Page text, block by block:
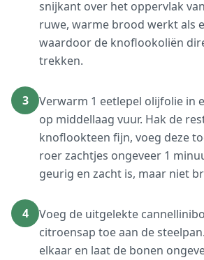
snijkant over het oppervlak
ruwe, warme brood werkt als
waardoor de knoflookoliën
trekken.
3
Verwarm 1 eetlepel olijfolie in
op middellaag vuur. Hak de
knoflookteen fijn, voeg deze
roer zachtjes ongeveer 1
geurig en zacht is, maar niet
4
Voeg de uitgelekte
citroensap toe aan de
elkaar en laat de bonen